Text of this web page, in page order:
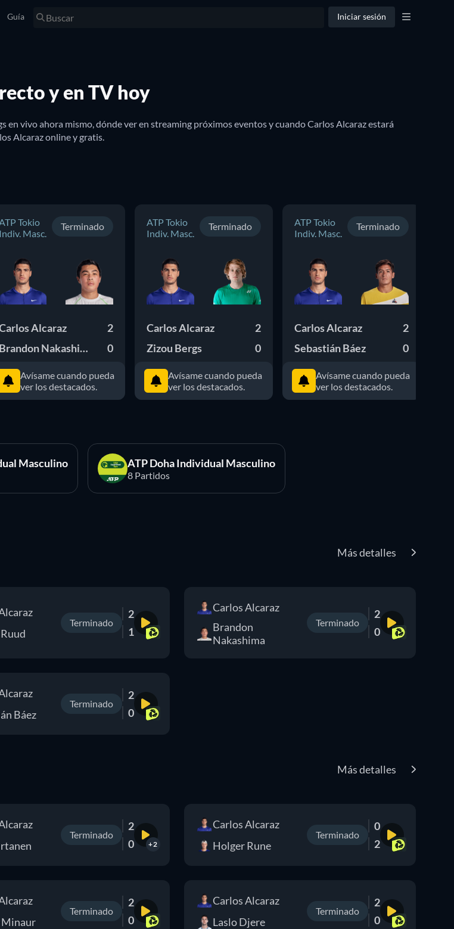
Guía Iniciar sesión
y en TV hoy
vivo ahora mismo, dónde ver en streaming próximos eventos y cuando Carlos Alcaraz estará
Alcaraz online y gratis.
Tokio
Indiv. Masc.
Terminado
Alcaraz
2
Brandon Nakashima
0
Avísame cuando pueda
ver los destacados.
ATP Tokio
Indiv. Masc.
Terminado
Carlos Alcaraz
2
Zizou Bergs
0
Avísame cuando pueda
ver los destacados.
ATP Tokio
Indiv. Masc.
Terminado
Carlos Alcaraz
2
Sebastián Báez
0
Avísame cuando pueda
ver los destacados.
Masculino ATP Doha Individual Masculino
8 Partidos
Más detalles
Terminado
2
1
Carlos Alcaraz
Brandon
Nakashima
Terminado
2
0
Báez
Terminado
2
0
Más detalles
Terminado
2
0
+2
Carlos Alcaraz
Holger Rune
Terminado
0
2
Minaur
Terminado
2
0
Carlos Alcaraz
Laslo Djere
Terminado
2
0